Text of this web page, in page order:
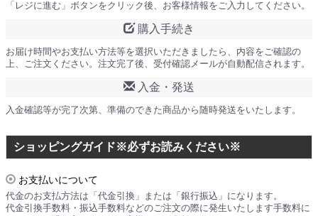
「レジに進む」ボタンをクリック後、お客様情報をご入力してください。
購入手続き
お届け時間やお支払い方法等を選択いただきましたら、内容をご確認の
上、ご注文ください。注文完了後、受付確認メールが自動配信されます。
入金・発送
入金確認等が完了次第、準備のできた商品から随時発送をいたします。
ショッピングガイド※必ずお読みください※
お支払いについて
代金のお支払方法は「代金引換」または「銀行振込」になります。
代金引換手数料・振込手数料などのご注文の際に発生いたします手数料に